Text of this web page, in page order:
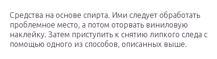
Средства на основе спирта. Ими следует обработать
проблемное место, а потом оторвать виниловую
наклейку. Затем приступить к снятию липкого следа с
помощью одного из способов, описанных выше.